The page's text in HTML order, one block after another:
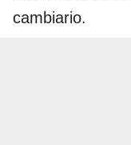
cambiario.